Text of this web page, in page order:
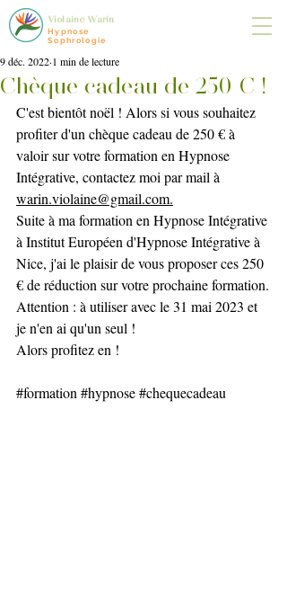
Violaine Warin
Hypnose
Sophrologie
Chèque cadeau de 250 € !
9 déc. 2022 1 min de lecture
C'est bientôt noël ! Alors si vous souhaitez
profiter d'un chèque cadeau de 250 € à
valoir sur votre formation en Hypnose
Intégrative, contactez moi par mail à
warin.violaine@gmail.com.
Suite à ma formation en Hypnose Intégrative
à Institut Européen d'Hypnose Intégrative à
Nice, j'ai le plaisir de vous proposer ces 250
€ de réduction sur votre prochaine formation.
Attention : à utiliser avec le 31 mai 2023 et
je n'en ai qu'un seul !
Alors profitez en !
#formation #hypnose#chequecadeau